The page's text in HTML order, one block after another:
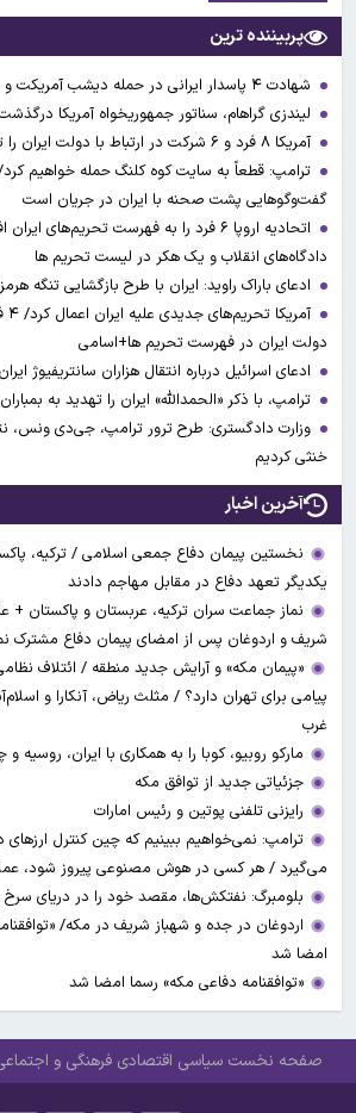
پربیننده ترین
شهادت ۴ پاسدار ایرانی در حمله دیشب آمریکت و عربستان به عراق
لیندزی گراهام، سناتور جمهوریخواه آمریکا
آمریکا ۸ فرد و ۶ شرکت در ارتباط با دولت ایران را تحریم کرد
ترامپ: قطعاً به سایت کوه کلنگ حمله خواهیم
گفت‌وگوهایی پشت صحنه با ایران در جریان است
اتحادیه اروپا ۶ فرد را به فهرست تحریم‌های
دادگاه‌های انقلاب و یک هکر در لیست تحریم ها
ادعای باراک راوید: ایران با طرح بازگشایی تنگه
دولت ایران در فهرست تحریم ها+اسامی
ادعای اسرائیل درباره انتقال هزاران سانتریفیوژ
ترامپ، با ذکر «الحمدالله» ایران را تهدید به
وزارت دادگستری: طرح ترور ترامپ، جی‌دی ونس،
خنثی کردیم
آخرین اخبار
نخستین پیمان دفاع جمعی اسلامی / ترکیه،
یکدیگر تعهد دفاع در مقابل مهاجم دادند
نماز جماعت سران ترکیه، عربستان و پاکستان
شریف و اردوغان پس از امضای پیمان دفاع مشترک
«پیمان مکه» و آرایش جدید منطقه / ائتلاف
پیامی برای تهران دارد؟ / مثلث ریاض، آنکارا و
غرب
مارکو روبیو، کوبا را به همکاری با ایران، روسیه
جزئیاتی جدید از توافق مکه
رایزنی تلفنی پوتین و رئیس امارات
ترامپ: نمی‌خواهیم ببینیم که چین کنترل
می‌گیرد / هر کسی در هوش مصنوعی پیروز شود،
بلومبرگ: نفتکش‌ها، مقصد خود را در دریای سرخ
اردوغان در جده و شهباز شریف در مکه/
امضا شد
«توافقنامه دفاعی مکه» رسما امضا شد
صفحه نخست سیاسی اقتصادی فرهنگی و